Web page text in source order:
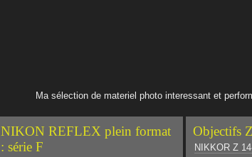
Ma sélection de materiel photo interessant et
NIKON REFLEX plein format
: série F
Objectifs
NIKKOR Z